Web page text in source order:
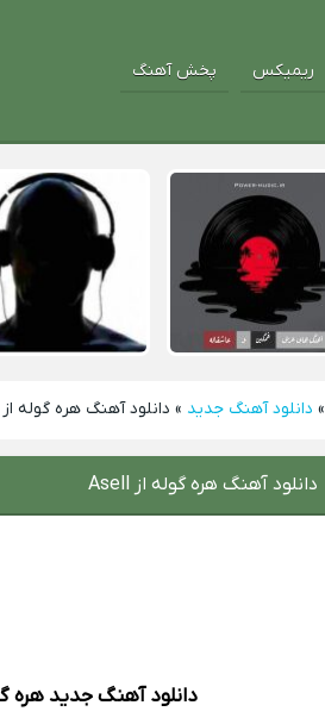
ریمیکس پخش آهنگ
» دانلود آهنگ جدید » دانلود آهنگ هره گوله از Asell
دانلود آهنگ هره گوله از Asell
دانلود آهنگ جدید هره